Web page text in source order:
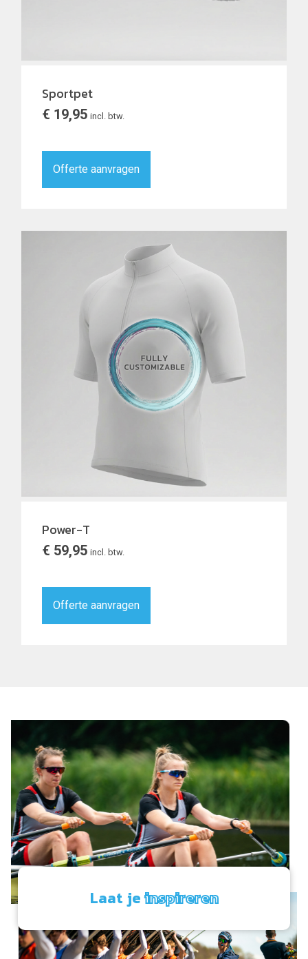
Sportpet
€ 19,95 incl. btw.
Offerte aanvragen
Power-T
€ 59,95 incl. btw.
Offerte aanvragen
Laat jeinspireren